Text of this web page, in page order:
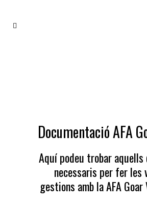
Documentació AFA
Aquí podeu trobar aquells
necessaris per fer les
gestions amb la AFA